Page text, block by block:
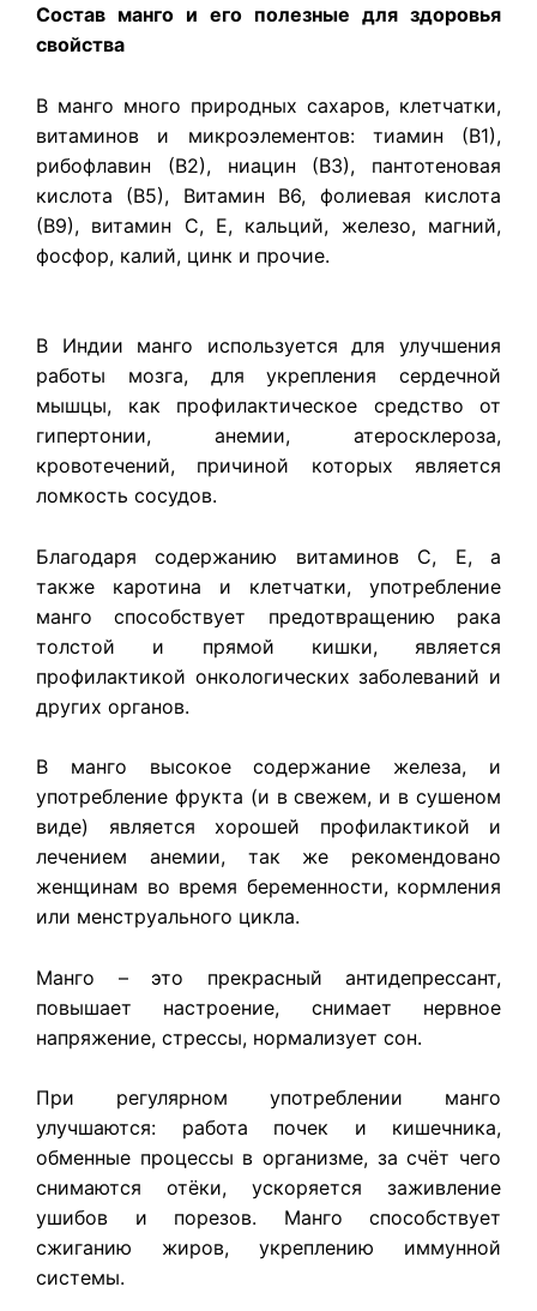
Состав манго и его полезные для здоровья
свойства
В манго много природных сахаров, клетчатки,
витаминов и микроэлементов: тиамин (В1),
рибофлавин (В2), ниацин (В3), пантотеновая
кислота (В5), Витамин В6, фолиевая кислота
(В9), витамин С, Е, кальций, железо, магний,
фосфор, калий, цинк и прочие.
В Индии манго используется для улучшения
работы мозга, для укрепления сердечной
мышцы, как профилактическое средство от
гипертонии, анемии, атеросклероза,
кровотечений, причиной которых является
ломкость сосудов.
Благодаря содержанию витаминов С, Е, а
также каротина и клетчатки, употребление
манго способствует предотвращению рака
толстой и прямой кишки, является
профилактикой онкологических заболеваний и
других органов.
В манго высокое содержание железа, и
употребление фрукта (и в свежем, и в сушеном
виде) является хорошей профилактикой и
лечением анемии, так же рекомендовано
женщинам во время беременности, кормления
или менструального цикла.
Манго – это прекрасный антидепрессант,
повышает настроение, снимает нервное
напряжение, стрессы, нормализует сон.
При регулярном употреблении манго
улучшаются: работа почек и кишечника,
обменные процессы в организме, за счёт чего
снимаются отёки, ускоряется заживление
ушибов и порезов. Манго способствует
сжиганию жиров, укреплению иммунной
системы.